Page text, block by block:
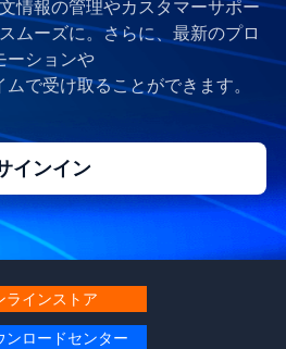
情報の管理やカスタマーサポー
ムーズに。さらに、最新のプロ
ーションや
で受け取ることができます。
インイン
ラインストア
ンロードセンター